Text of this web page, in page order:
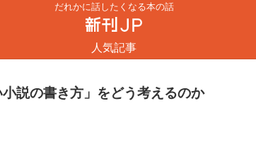
だれかに話したくなる本の話
人気記事
説の書き方」をどう考えるのか